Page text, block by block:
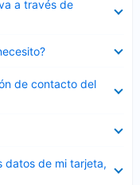
a través de
de contacto del
datos de mi tarjeta,